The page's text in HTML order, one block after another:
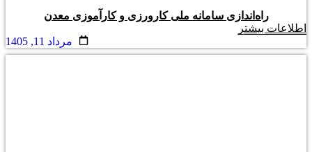
راه‌اندازی سامانه ملی کارورزی و کارآموزی معدن
اطلاعات بیشتر
مرداد 11, 1405